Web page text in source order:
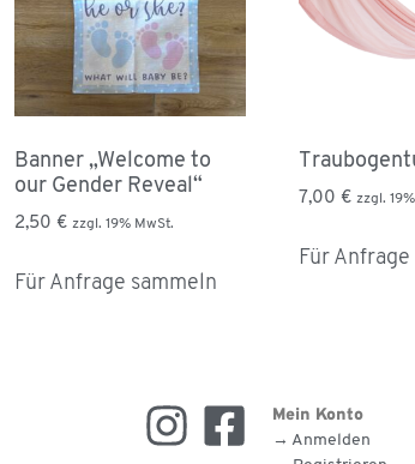
Banner „Welcome to
our Gender Reveal“
2,50 € zzgl. 19% MwSt.
Für Anfrage sammeln
7,00 € zzgl.
Für
Mein Konto
→ Anmelden